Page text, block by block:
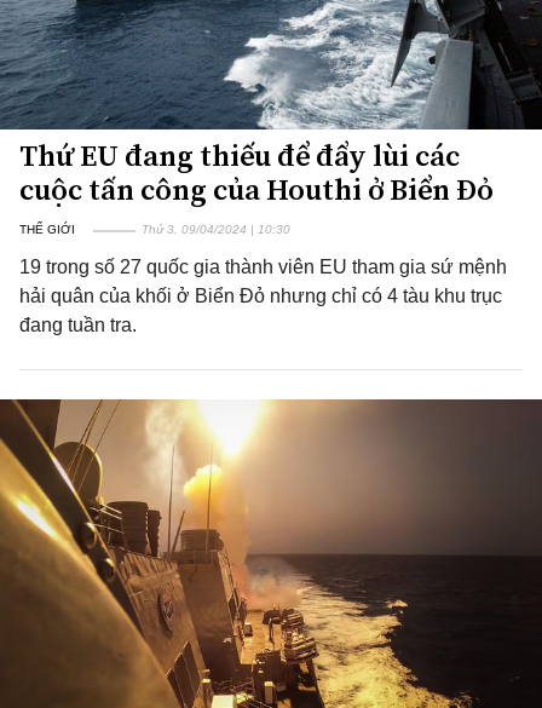
Thứ EU đang thiếu để đẩy lùi các
cuộc tấn công của Houthi ở Biển Đỏ
THẾ GIỚI Thứ 3, 09/04/2024 | 10:30
19 trong số 27 quốc gia thành viên EU tham gia sứ mệnh
hải quân của khối ở Biển Đỏ nhưng chỉ có 4 tàu khu trục
đang tuần tra.